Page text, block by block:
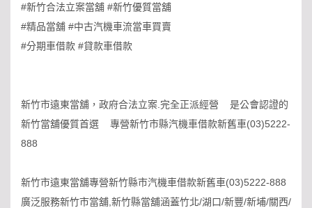
#新竹合法立案當舖 #新竹優質當舖
#精品當舖 #中古汽機車流當車買賣
#分期車借款 #貸款車借款
新竹市遠東當舖，政府合法立案.完全正派經營 是公會認證的
新竹當舖優質首選 專營新竹市縣汽機車借款新舊車(03)5222-
888
新竹市遠東當舖專營新竹縣市汽機車借款新舊車(03)5222-888
廣泛服務新竹市當舖,新竹縣當舖涵蓋竹北/湖口/新豐/新埔/關西/